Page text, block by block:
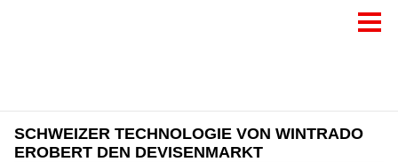
SCHWEIZER TECHNOLOGIE VON WINTRADO
EROBERT DEN DEVISENMARKT